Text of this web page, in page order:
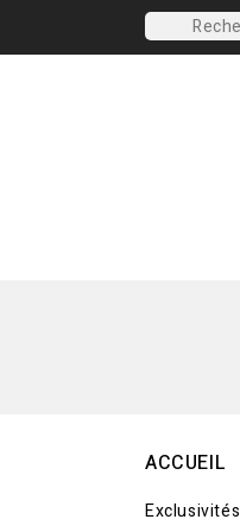
ACCUEIL
Exclusivités